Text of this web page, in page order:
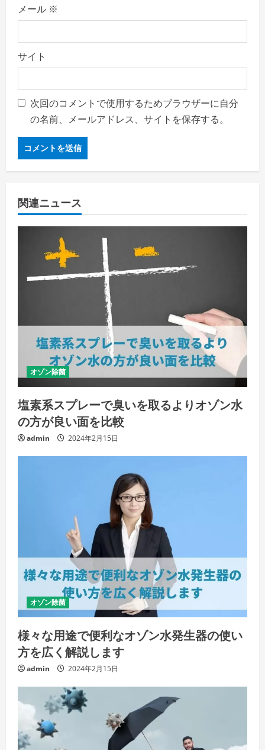
メール ※
サイト
次回のコメントで使用するためブラウザーに自分
の名前、メールアドレス、サイトを保存する。
関連ニュース
オゾン除菌
塩素系スプレーで臭いを取るよりオゾン水
の方が良い面を比較
admin 2024年2月15日
オゾン除菌
様々な用途で便利なオゾン水発生器の使い
方を広く解説します
admin 2024年2月15日